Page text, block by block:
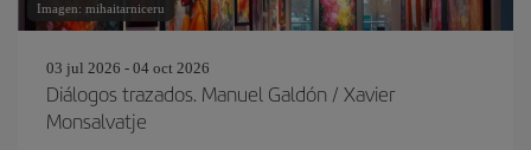
Imagen: mihaitarniceru
03 jul 2026 - 04 oct 2026
Diálogos trazados. Manuel Galdón / Xavier
Monsalvatje